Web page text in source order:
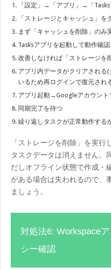
「設定」→「アプリ」→「Tasks
「ストレージとキャッシュ」を
まず「キャッシュを削除」のみ
Tasksアプリを起動して動作確認
改善しなければ「ストレージを
アプリ内データがクリアされる
いるため再ログインで復元され
アプリ起動→Googleアカウント
同期完了を待つ
繰り返しタスクが正常動作する
「ストレージを削除」を実
タスクデータは消えません。
だしオフライン状態で作成・
がある場合は失われるので、
ましょう。
対処法6: Workspace
シー確認